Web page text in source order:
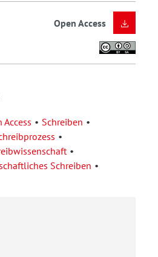
Open Access
Access
Schreiben
Schreiben